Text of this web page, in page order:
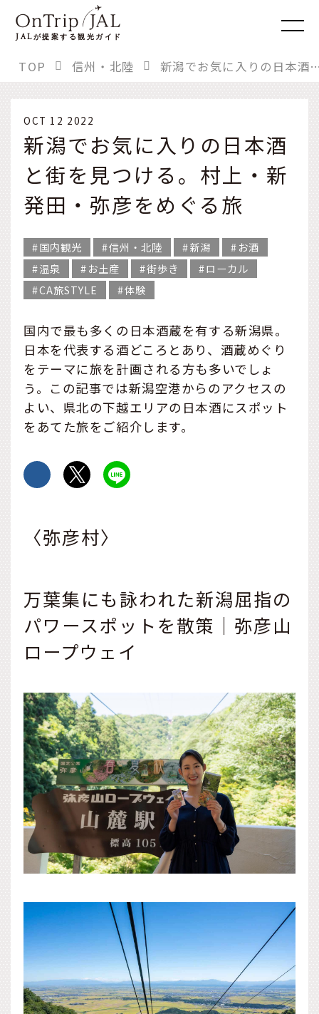
JALが提案する観光ガイド
TOP 信州・北陸 新潟でお気に入りの日本酒と街を見
OCT 12 2022
新潟でお気に入りの日本酒
と街を見つける。村上・新
発田・弥彦をめぐる旅
国内観光 信州・北陸 新潟
お酒
温泉
お土産 街歩き
ローカル
CA旅STYLE
体験
国内で最も多くの日本酒蔵を有する新潟県。
日本を代表する酒どころとあり、酒蔵めぐり
をテーマに旅を計画される方も多いでしょ
う。この記事では新潟空港からのアクセスの
よい、県北の下越エリアの日本酒にスポット
をあてた旅をご紹介します。
〈弥彦村〉
万葉集にも詠われた新潟屈指の
パワースポットを散策｜弥彦山
ロープウェイ